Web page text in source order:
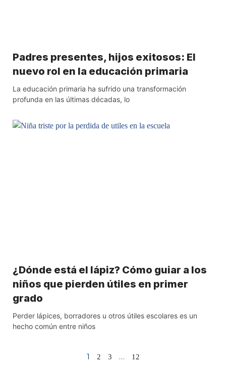
Padres presentes, hijos exitosos: El
nuevo rol en la educación primaria
La educación primaria ha sufrido una transformación
profunda en las últimas décadas, lo
¿Dónde está el lápiz? Cómo guiar a los
niños que pierden útiles en primer
grado
Perder lápices, borradores u otros útiles escolares es un
hecho común entre niños
1 2 3 … 12